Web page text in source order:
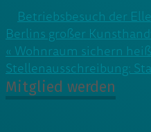
Betriebsbesuch der
Berlins großer
« Wohnraum sichern
Stellenausschreibung:
Mitglied werden